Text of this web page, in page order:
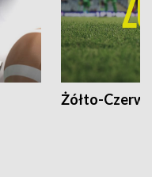
Żółto-